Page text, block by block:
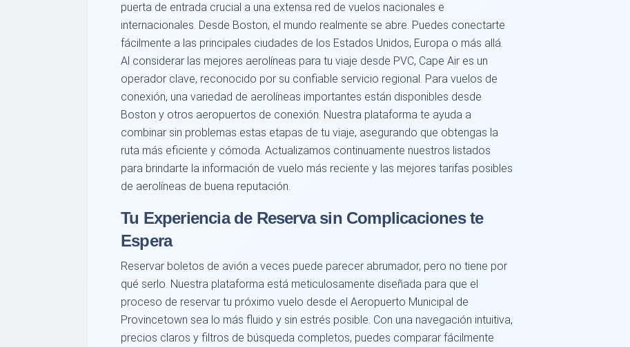
puerta de entrada crucial a una extensa red de vuelos nacionales e
internacionales. Desde Boston, el mundo realmente se abre. Puedes conectarte
fácilmente a las principales ciudades de los Estados Unidos, Europa o más allá.
Al considerar las mejores aerolíneas para tu viaje desde PVC, Cape Air es un
operador clave, reconocido por su confiable servicio regional. Para vuelos de
conexión, una variedad de aerolíneas importantes están disponibles desde
Boston y otros aeropuertos de conexión. Nuestra plataforma te ayuda a
combinar sin problemas estas etapas de tu viaje, asegurando que obtengas la
ruta más eficiente y cómoda. Actualizamos continuamente nuestros listados
para brindarte la información de vuelo más reciente y las mejores tarifas posibles
de aerolíneas de buena reputación.
Tu Experiencia de Reserva sin Complicaciones te
Espera
Reservar boletos de avión a veces puede parecer abrumador, pero no tiene por
qué serlo. Nuestra plataforma está meticulosamente diseñada para que el
proceso de reservar tu próximo vuelo desde el Aeropuerto Municipal de
Provincetown sea lo más fluido y sin estrés posible. Con una navegación intuitiva,
precios claros y filtros de búsqueda completos, puedes comparar fácilmente